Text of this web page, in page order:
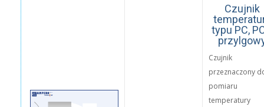
Czujnik
typu PC,
Czujnik
przeznaczony
pomiaru
temperatury